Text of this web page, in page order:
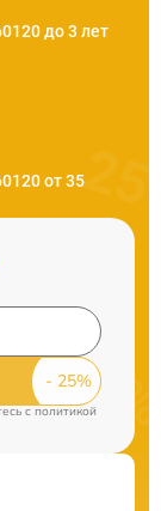
до 3 лет
от 35
c политикой